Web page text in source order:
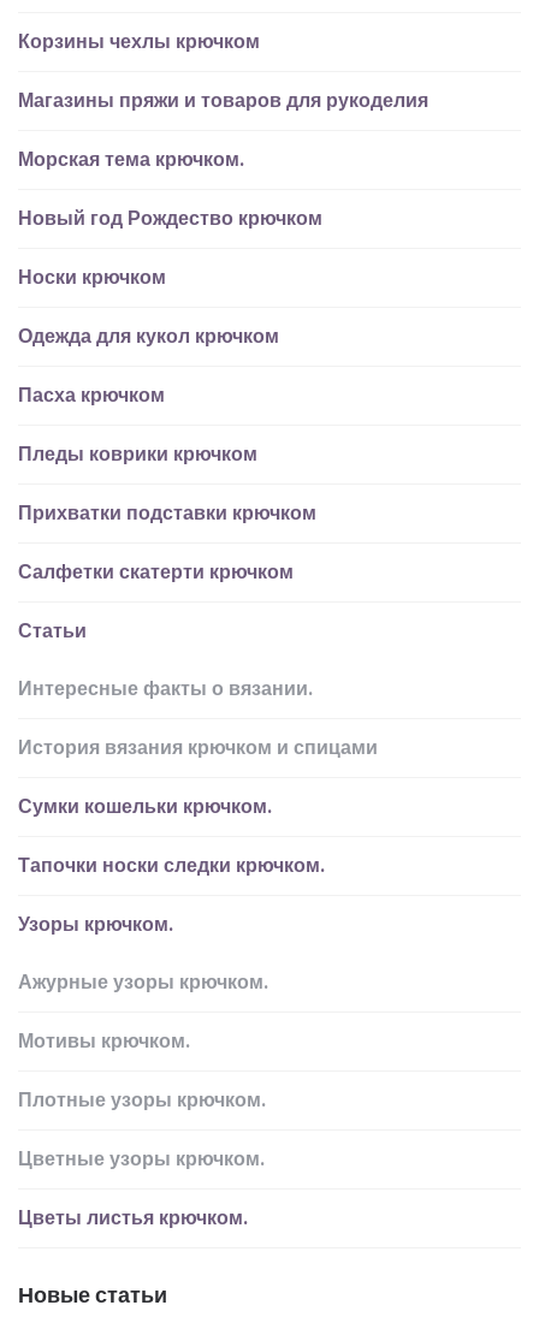
Корзины чехлы крючком
Магазины пряжи и товаров для рукоделия
Морская тема крючком.
Новый год Рождество крючком
Носки крючком
Одежда для кукол крючком
Пасха крючком
Пледы коврики крючком
Прихватки подставки крючком
Салфетки скатерти крючком
Статьи
Интересные факты о вязании.
История вязания крючком и спицами
Сумки кошельки крючком.
Тапочки носки следки крючком.
Узоры крючком.
Ажурные узоры крючком.
Мотивы крючком.
Плотные узоры крючком.
Цветные узоры крючком.
Цветы листья крючком.
Новые статьи